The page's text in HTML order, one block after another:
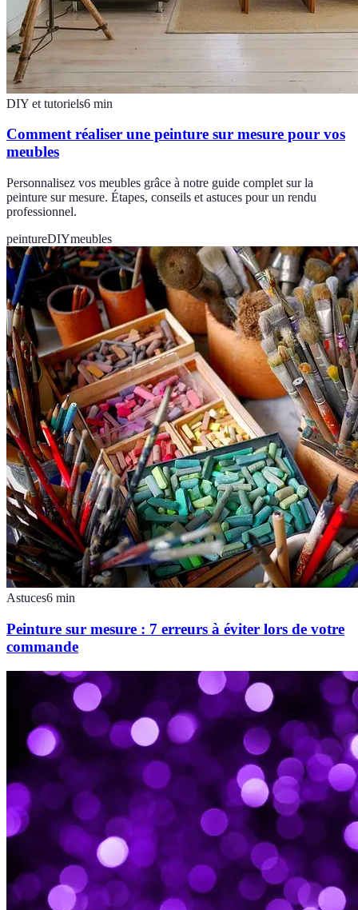
DIY et tutoriels6 min
Comment réaliser une peinture sur mesure pour vos
meubles
Personnalisez vos meubles grâce à notre guide complet sur la
peinture sur mesure. Étapes, conseils et astuces pour un rendu
professionnel.
peintureDIYmeubles
Astuces6 min
Peinture sur mesure : 7 erreurs à éviter lors de votre
commande